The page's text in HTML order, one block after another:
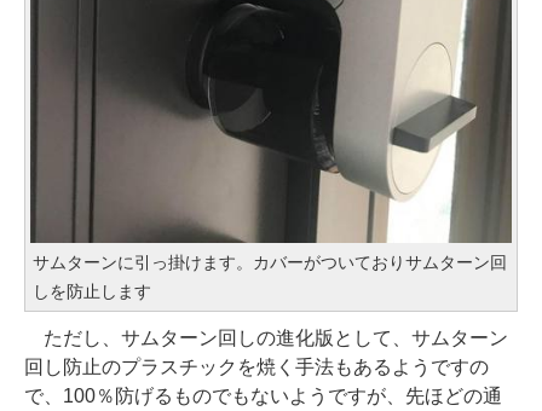
サムターンに引っ掛けます。カバーがついておりサムターン回
しを防止します
ただし、サムターン回しの進化版として、サムターン
回し防止のプラスチックを焼く手法もあるようですの
で、100％防げるものでもないようですが、先ほどの通